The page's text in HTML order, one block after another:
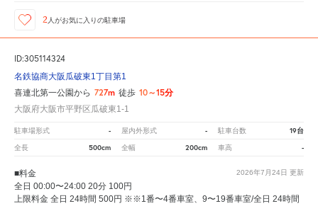
2 人がお気に入りの駐車場
ID:305114324
名鉄協商大阪瓜破東1丁目第1
喜連北第一公園から 727m 徒歩 10～15分
大阪府大阪市平野区瓜破東1-1
駐車場形式 - 屋内外形式 - 駐車台数 19台
全長 500cm 全幅 200cm 車高 -
2026年7月24日 更新
■料金
全日 00:00〜24:00 20分 100円
上限料金 全日 24時間 500円 ※※1番〜4番車室、9〜19番車室/全日 24時間